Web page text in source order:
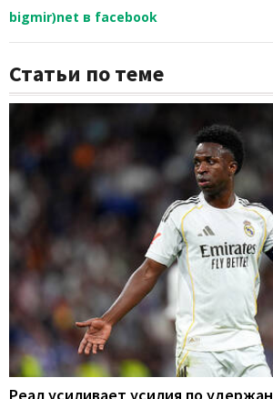
bigmir)net в facebook
Статьи по теме